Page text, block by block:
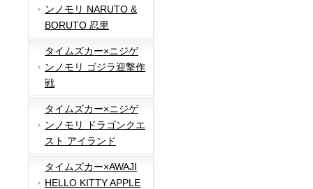
ンノモリ NARUTO &
BORUTO 忍里
タイムズカー×ニジゲ
ンノモリ ゴジラ迎撃作
戦
タイムズカー×ニジゲ
ンノモリ ドラゴンクエ
スト アイランド
タイムズカー×AWAJI
HELLO KITTY APPLE